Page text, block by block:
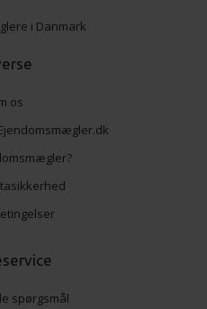
i Danmark
os
spørgsmål